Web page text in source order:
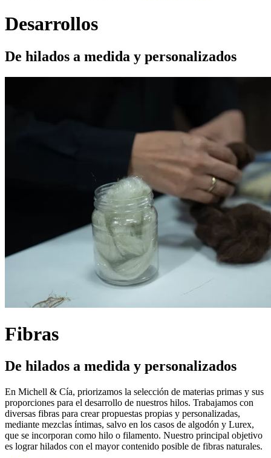
Desarrollos
De hilados a medida y personalizados
Fibras
De hilados a medida y personalizados
En Michell & Cía, priorizamos la selección de materias primas y sus
proporciones para el desarrollo de nuestros hilos. Trabajamos con
diversas fibras para crear propuestas propias y personalizadas,
mediante mezclas íntimas, salvo en los casos de algodón y Lurex,
que se incorporan como hilo o filamento. Nuestro principal objetivo
es lograr hilados con el mayor contenido posible de fibras naturales.